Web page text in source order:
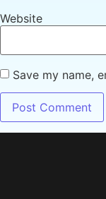
Website
Save my name,